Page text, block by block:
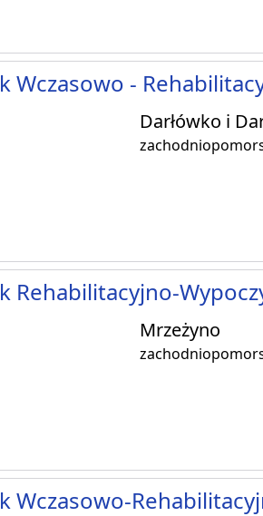
Wczasowo -
Darłówko i
Rehabilitacyjno-
Mrzeżyno
Wczasowo-